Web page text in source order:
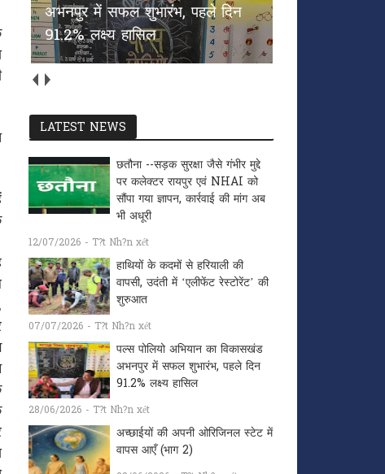
अच्छाईयों की अपनी ओरिजिनल स्टेट
में वापस आएँ (भाग 2)
LATEST NEWS
छतौना --सड़क सुरक्षा जैसे गंभीर मुद्दे
पर कलेक्टर रायपुर एवं NHAI को
सौंपा गया ज्ञापन, कार्रवाई की मांग अब
भी अधूरी
12/07/2026 - T?t Nh?n xét
हाथियों के कदमों से हरियाली की
वापसी, उदंती में ‘एलीफेंट रेस्टोरेंट’ की
शुरुआत
07/07/2026 - T?t Nh?n xét
पल्स पोलियो अभियान का विकासखंड
अभनपुर में सफल शुभारंभ, पहले दिन
91.2% लक्ष्य हासिल
28/06/2026 - T?t Nh?n xét
अच्छाईयों की अपनी ओरिजिनल स्टेट में
वापस आएँ (भाग 2)